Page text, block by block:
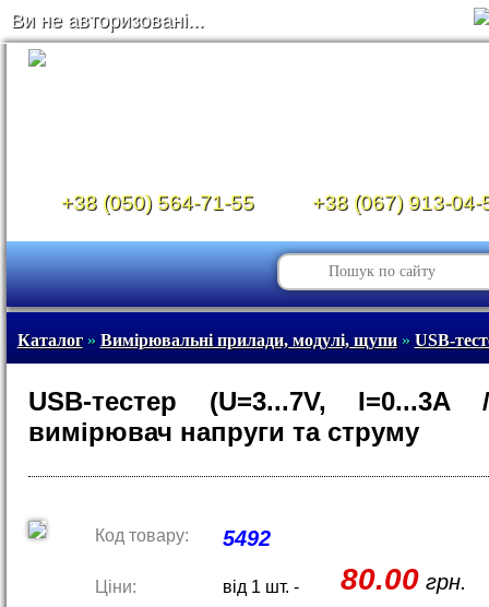
Ви не авторизовані...
+38 (050) 564-71-55 +38 (067) 913-04-
Каталог» Вимірювальні прилади, модулі, щупи» USB-
USB-тестер (U=3...7V,
вимірювач напруги та струму
Код товару: 5492
Ціни: від 1 шт. - 80.00грн.